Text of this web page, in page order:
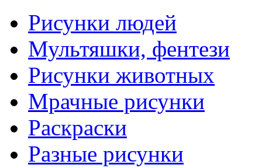
Рисунки людей
Мультяшки, фентези
Рисунки животных
Мрачные рисунки
Раскраски
Разные рисунки